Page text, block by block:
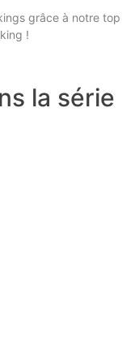
grâce à notre top
!
la série